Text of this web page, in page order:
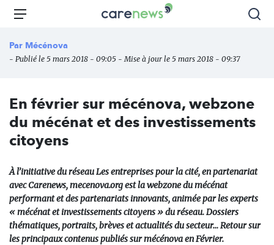
Aller
principal
Carenews,
des
l'engagement
Menu
Par Mécénova
- Publié le 5 mars 2018 - 09:05 - Mise à jour le 5 mars 2018 - 09:37
En février sur mécénova, webzone
du mécénat et des investissements
citoyens
À l’initiative du réseau Les entreprises pour la cité, en partenariat
avec Carenews, mecenova.org est la webzone du mécénat
performant et des partenariats innovants, animée par les experts
« mécénat et investissements citoyens » du réseau. Dossiers
thématiques, portraits, brèves et actualités du secteur... Retour sur
les principaux contenus publiés sur mécénova en Février.